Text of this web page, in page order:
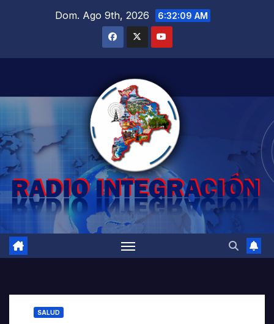
Dom. Ago 9th, 2026 6:32:11 AM
SALUD